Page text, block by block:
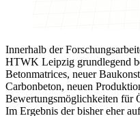
Innerhalb der
HTWK Leipzig grundlegend
Betonmatrices, neuer
Carbonbeton, neuen
Bewertungsmöglichkeiten für
Im Ergebnis der bisher eher